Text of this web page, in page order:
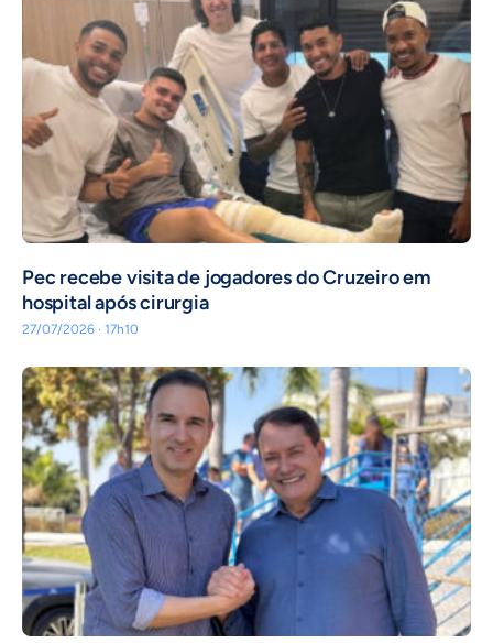
Pec recebe visita de jogadores do Cruzeiro em
hospital após cirurgia
27/07/2026 · 17h10